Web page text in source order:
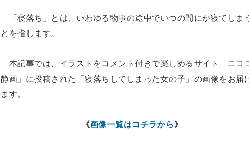
「寝落ち」とは、いわゆる物事の途中でいつの間にか寝てしま
とを指します。
本記事では、イラストをコメント付きで楽しめるサイト「ニコ
静画」に投稿された「寝落ちしてしまった女の子」の画像をお届
ます。
《画像一覧はコチラから 》